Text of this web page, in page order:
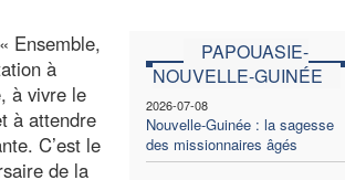
PAPOUASIE-
NOUVELLE-GUINÉE
2026-07-08
Nouvelle-Guinée : la sagesse
des missionnaires âgés
Ensemble,
à
à vivre le
à attendre
C’est le
de la